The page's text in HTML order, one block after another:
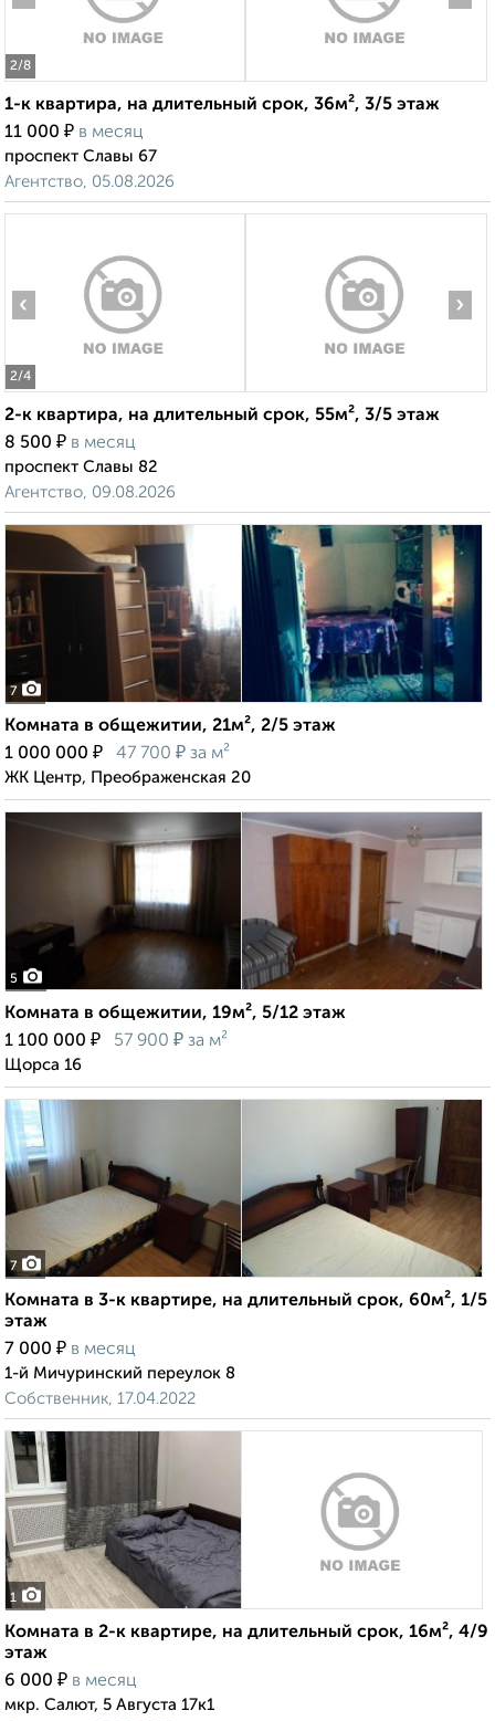
2/8
1-к квартира, на длительный срок, 36м², 3/5 этаж
11 000 ₽ в месяц
проспект Славы 67
Агентство, 05.08.2026
2/4
‹ ›
2-к квартира, на длительный срок, 55м², 3/5 этаж
8 500 ₽ в месяц
проспект Славы 82
Агентство, 09.08.2026
7
Комната в общежитии, 21м², 2/5 этаж
1 000 000 ₽ 47 700 ₽ за м²
ЖК Центр, Преображенская 20
5
Комната в общежитии, 19м², 5/12 этаж
1 100 000 ₽ 57 900 ₽ за м²
Щорса 16
7
Комната в 3-к квартире, на длительный срок, 60м², 1/5
этаж
7 000 ₽ в месяц
1-й Мичуринский переулок 8
Собственник, 17.04.2022
1
Комната в 2-к квартире, на длительный срок, 16м², 4/9
этаж
6 000 ₽ в месяц
мкр. Салют, 5 Августа 17к1